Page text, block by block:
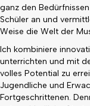
ganz den
Schüler an und
Weise die Welt der
Ich kombiniere
unterrichten und mit
volles Potential zu
Jugendliche und
Fortgeschrittenen.